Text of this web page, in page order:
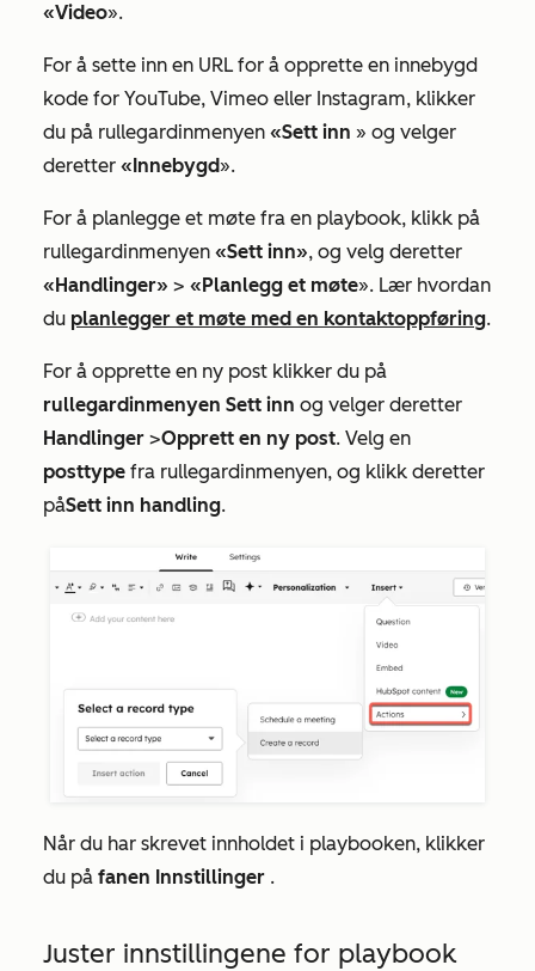
«Video».
For å sette inn en URL for å opprette en innebygd
kode for YouTube, Vimeo eller Instagram, klikker
du på rullegardinmenyen «Sett inn » og velger
deretter «Innebygd».
For å planlegge et møte fra en playbook, klikk på
rullegardinmenyen «Sett inn», og velg deretter
«Handlinger» > «Planlegg et møte». Lær hvordan
du planlegger et møte med en kontaktoppføring.
For å opprette en ny post klikker du på
rullegardinmenyen Sett inn og velger deretter
Handlinger >Opprett en ny post. Velg en
posttype fra rullegardinmenyen, og klikk deretter
påSett inn handling.
Når du har skrevet innholdet i playbooken, klikker
du på fanen Innstillinger .
Juster innstillingene for playbook